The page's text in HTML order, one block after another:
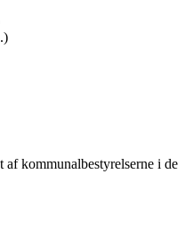
kommunalbestyrelserne i de